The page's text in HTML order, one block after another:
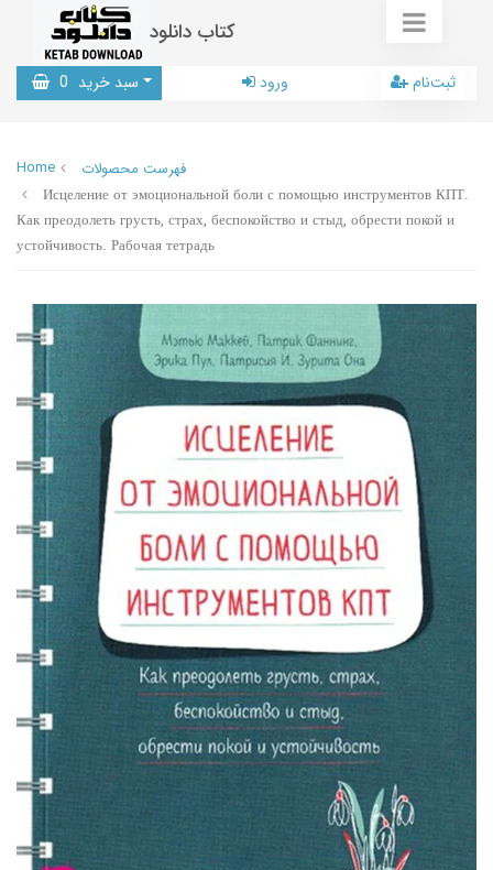
کتاب دانلود
سبد خرید 0 ورود ثبت‌نام
Home
فهرست محصولات
Исцеление от эмоциональной боли с помощью инструментов КПТ.
Как преодолеть грусть, страх, беспокойство и стыд, обрести покой и
устойчивость. Рабочая тетрадь